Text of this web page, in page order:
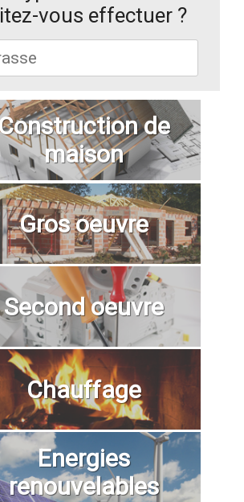
vous effectuer ?
de
maison
Gros oeuvre
Second oeuvre
Chauffage
Energies
renouvelables